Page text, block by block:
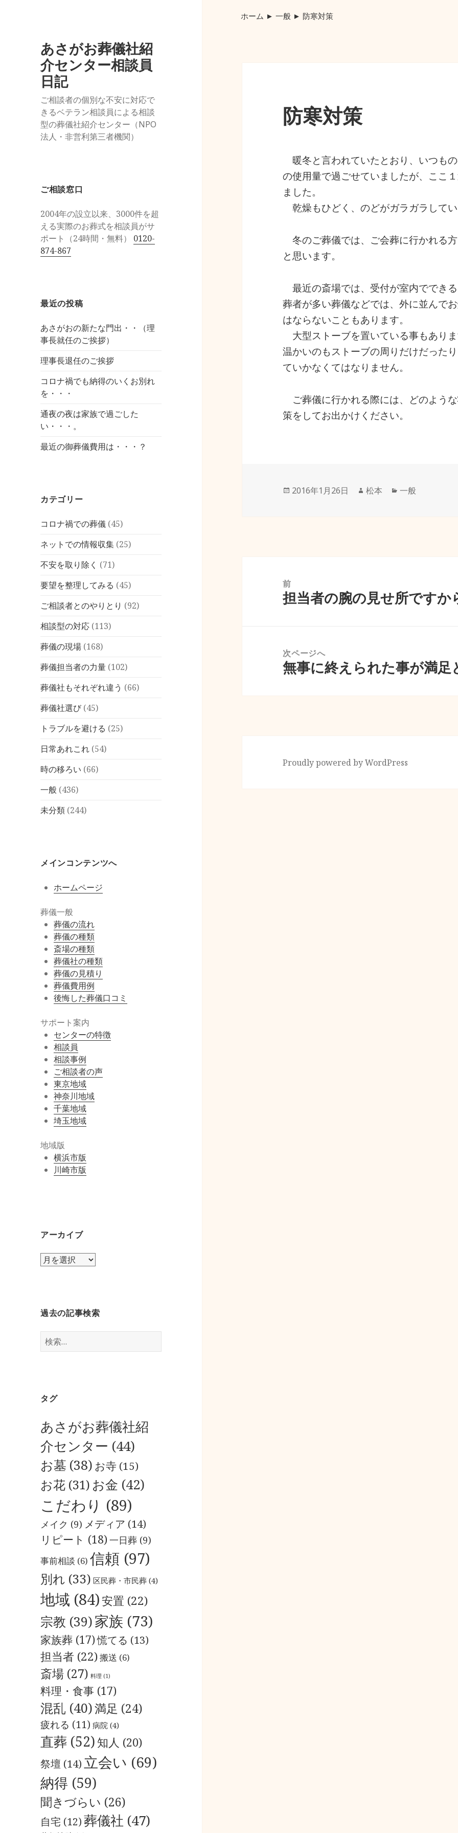
あさがお葬儀社紹
介センター相談員
日記
ご相談者の個別な不安に対応で
きるベテラン相談員による相談
型の葬儀社紹介センター（NPO
法人・非営利第三者機関）
ご相談窓口
2004年の設立以来、3000件を超
える実際のお葬式を相談員がサ
ポート（24時間・無料） 0120-
874-867
最近の投稿
あさがおの新たな門出・・（理
事長就任のご挨拶）
理事長退任のご挨拶
コロナ禍でも納得のいくお別れ
を・・・
通夜の夜は家族で過ごした
い・・・。
最近の御葬儀費用は・・・？
カテゴリー
コロナ禍での葬儀 (45)
ネットでの情報収集 (25)
不安を取り除く (71)
要望を整理してみる (45)
ご相談者とのやりとり (92)
相談型の対応 (113)
葬儀の現場 (168)
葬儀担当者の力量 (102)
葬儀社もそれぞれ違う (66)
葬儀社選び (45)
トラブルを避ける (25)
日常あれこれ (54)
時の移ろい (66)
一般 (436)
未分類 (244)
メインコンテンツへ
ホームページ
葬儀一般
葬儀の流れ
葬儀の種類
斎場の種類
葬儀社の種類
葬儀の見積り
葬儀費用例
後悔した葬儀口コミ
サポート案内
センターの特徴
相談員
相談事例
ご相談者の声
東京地域
神奈川地域
千葉地域
埼玉地域
地域版
横浜市版
川崎市版
アーカイブ
ア
ブ
過去の記事検索
検
索:
タグ
あさがお葬儀社紹
介センター (44)
お墓 (38) お寺 (15)
お花 (31) お金 (42)
こだわり (89)
メイク (9) メディア (14)
リピート (18) 一日葬 (9)
事前相談 (6) 信頼 (97)
別れ (33) 区民葬・市民葬 (4)
地域 (84)安置 (22)
宗教 (39)家族 (73)
家族葬 (17)慌てる (13)
担当者 (22)搬送 (6)
斎場 (27) 料理 (1)
料理・食事 (17)
混乱 (40)満足 (24)
疲れる (11) 病院 (4)
直葬 (52) 知人 (20)
祭壇 (14) 立会い (69)
納得 (59)
聞きづらい (26)
自宅 (12)葬儀社 (47)
ホーム ► 一般 ► 防寒対策
防寒対策
暖冬と言われていたとおり、いつも
の使用量で過ごせていましたが、ここ
ました。
乾燥もひどく、のどがガラガラしてい
冬のご葬儀では、ご会葬に行かれる
と思います。
最近の斎場では、受付が室内ででき
葬者が多い葬儀などでは、外に並んで
はならないこともあります。
大型ストーブを置いている事もあり
温かいのもストーブの周りだけだった
ていかなくてはなりません。
ご葬儀に行かれる際には、どのよう
策をしてお出かけください。
投
2016年1月26日
作
松本
カ
一般
前
前
担当者の腕の見せ所ですか
次ページへ
次
無事に終えられた事が満足
Proudly powered by WordPress